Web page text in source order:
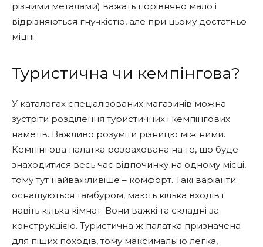
різними металами) важать порівняно мало і
відрізняються гнучкістю, але при цьому достатньо
міцні.
Туристична чи кемпінгова?
У каталогах спеціалізованих магазинів можна
зустріти розділення туристичних і кемпінгових
наметів. Важливо розуміти різницю між ними.
Кемпінгова палатка розрахована на те, що буде
знаходитися весь час відпочинку на одному місці,
тому тут найважливіше – комфорт. Такі варіанти
оснащуються тамбуром, мають кілька входів і
навіть кілька кімнат. Вони важкі та складні за
конструкцією. Туристична ж палатка призначена
для піших походів, тому максимально легка,